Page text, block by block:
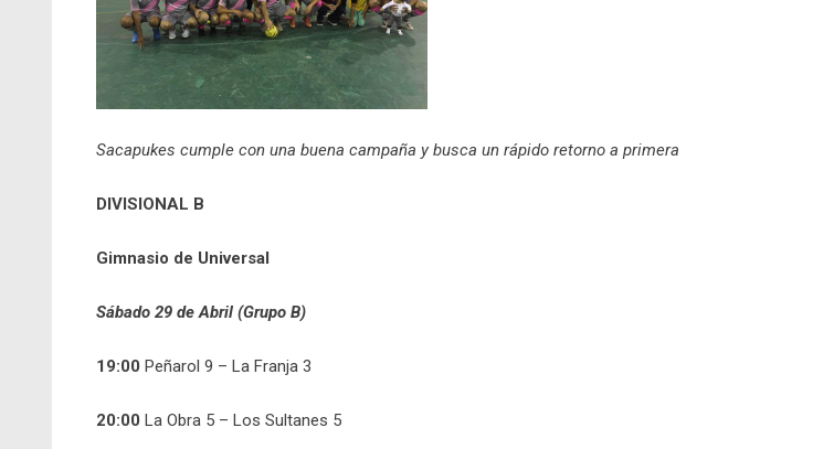
Sacapukes cumple con una buena campaña y busca un rápido retorno a primera
DIVISIONAL B
Gimnasio de Universal
Sábado 29 de Abril (Grupo B)
19:00 Peñarol 9 – La Franja 3
20:00 La Obra 5 – Los Sultanes 5